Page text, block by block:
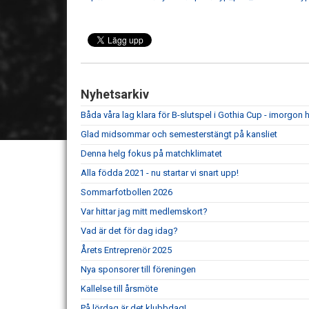
Nyhetsarkiv
Båda våra lag klara för B-slutspel i Gothia Cup - imorgon
Glad midsommar och semesterstängt på kansliet
Denna helg fokus på matchklimatet
Alla födda 2021 - nu startar vi snart upp!
Sommarfotbollen 2026
Var hittar jag mitt medlemskort?
Vad är det för dag idag?
Årets Entreprenör 2025
Nya sponsorer till föreningen
Kallelse till årsmöte